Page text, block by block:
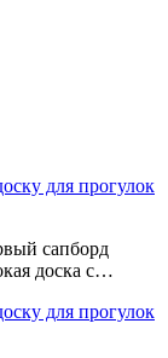
для прогулок
сапборд
доска с…
для прогулок